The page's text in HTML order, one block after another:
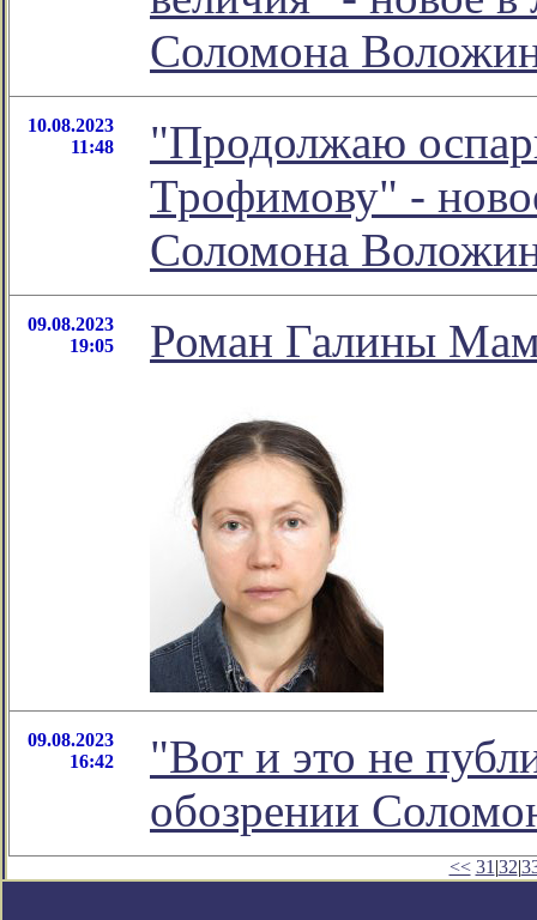
Соломона
10.08.2023
11:48
"Продолжаю
Трофимову" -
Соломона
09.08.2023
19:05
Роман Галины
09.08.2023
16:42
"Вот и это не
обозрении
<< 31 |32|